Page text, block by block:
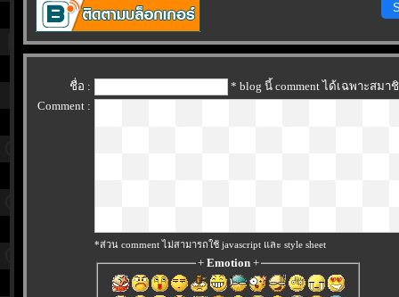
ชื่อ :
* blog นี้ comment ได้เฉพาะสมา
Comment :
*ส่วน comment ไม่สามารถใช้ javascript และ style sheet
+ Emotion+